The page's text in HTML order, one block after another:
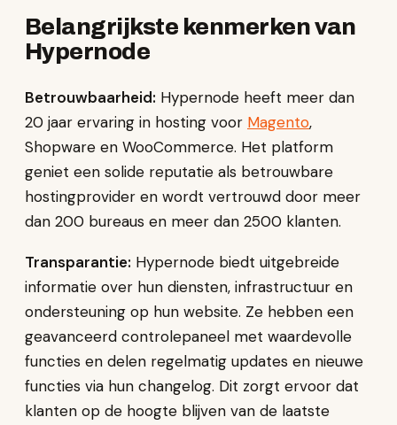
Belangrijkste kenmerken van
Hypernode
Betrouwbaarheid: Hypernode heeft meer dan
20 jaar ervaring in hosting voor Magento,
Shopware en WooCommerce. Het platform
geniet een solide reputatie als betrouwbare
hostingprovider en wordt vertrouwd door meer
dan 200 bureaus en meer dan 2500 klanten.
Transparantie: Hypernode biedt uitgebreide
informatie over hun diensten, infrastructuur en
ondersteuning op hun website. Ze hebben een
geavanceerd controlepaneel met waardevolle
functies en delen regelmatig updates en nieuwe
functies via hun changelog. Dit zorgt ervoor dat
klanten op de hoogte blijven van de laatste